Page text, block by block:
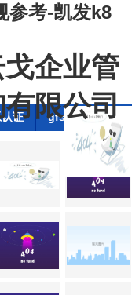
参考-凯发k8
企业管
有限公司
证 gfsi全球食品安